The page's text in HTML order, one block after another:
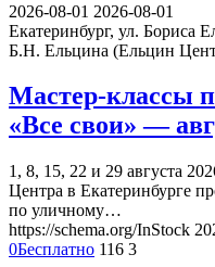
2026-08-01 2026-08-01
Екатеринбург, ул. Бориса
Б.Н. Ельцина (Ельцин
Мастер-классы
«Все свои» —
1, 8, 15, 22 и 29 августа
Центра в Екатеринбурге
по уличному…
https://schema.org/InStock
0Бесплатно 116 3